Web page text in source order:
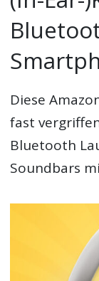
Diese
fast
Bluetooth
Soundbars